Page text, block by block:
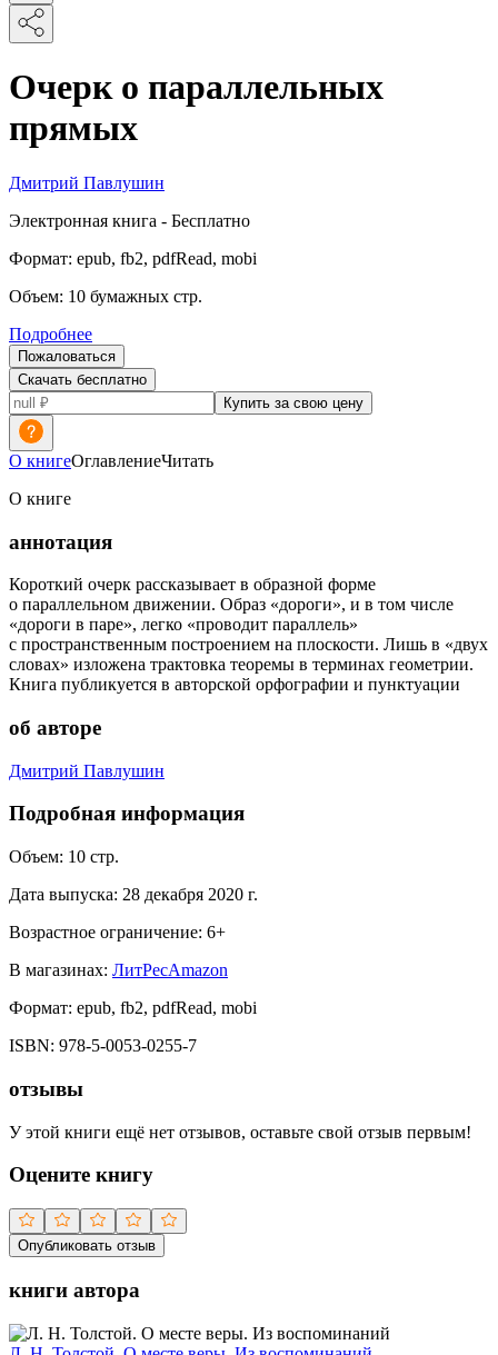
Очерк о параллельных
прямых
Дмитрий Павлушин
Электронная книга - Бесплатно
Формат: epub, fb2, pdfRead, mobi
Объем: 10 бумажных стр.
Подробнее
Пожаловаться
Скачать бесплатно
Купить за свою цену
О книгеОглавлениеЧитать
О книге
аннотация
Короткий очерк рассказывает в образной форме
о параллельном движении. Образ «дороги», и в том числе
«дороги в паре», легко «проводит параллель»
с пространственным построением на плоскости. Лишь в «двух
словах» изложена трактовка теоремы в терминах геометрии.
Книга публикуется в авторской орфографии и пунктуации
об авторе
Дмитрий Павлушин
Подробная информация
Объем: 10 стр.
Дата выпуска: 28 декабря 2020 г.
Возрастное ограничение: 6+
В магазинах: ЛитРесAmazon
Формат: epub, fb2, pdfRead, mobi
ISBN: 978-5-0053-0255-7
отзывы
У этой книги ещё нет отзывов, оставьте свой отзыв первым!
Оцените книгу
Опубликовать отзыв
книги автора